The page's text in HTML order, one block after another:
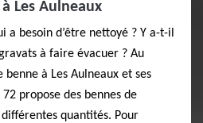
Les Aulneaux
a besoin d’être nettoyé ? Y a-t-il
à faire évacuer ? Au
benne à Les Aulneaux et ses
propose des bennes de
quantités. Pour